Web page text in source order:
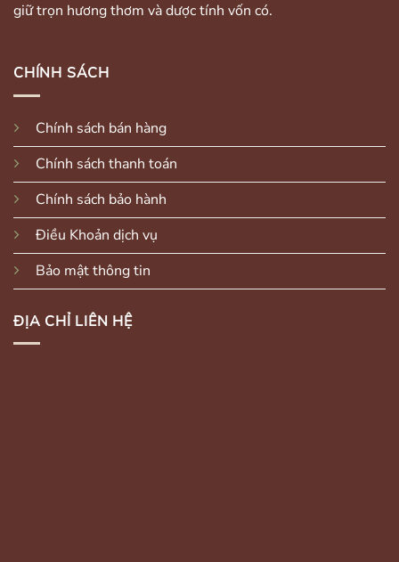
giữ trọn hương thơm và dược tính vốn có.
CHÍNH SÁCH
Chính sách bán hàng
Chính sách thanh toán
Chính sách bảo hành
Điều Khoản dịch vụ
Bảo mật thông tin
ĐỊA CHỈ LIÊN HỆ